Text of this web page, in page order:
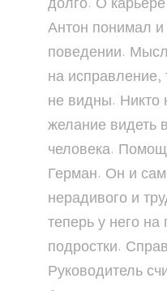
Антон понимал
поведении.
на
не видны. Никто
желание видеть
человека.
Герман. Он и
нерадивого и
теперь у него
подростки.
Руководитель